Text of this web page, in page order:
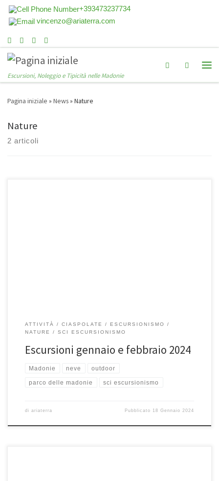
+393473237734
vincenzo@ariaterra.com
Escursioni, Noleggio e Tipicità nelle Madonie
Search
Pagina iniziale » News» Nature
Nature
2 articoli
ATTIVITÀ CIASPOLATE
ESCURSIONISMO
NATURE
SCI ESCURSIONISMO
Escursioni gennaio e febbraio 2024
Madonie neve outdoor
parco delle madonie sci escursionismo
di ariaterra Pubblicato 18 Gennaio 2024